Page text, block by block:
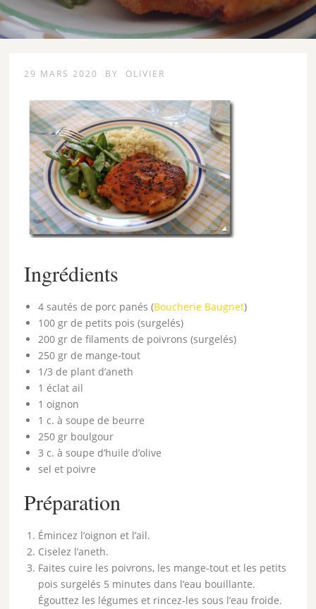
29 MARS 2020 BY OLIVIER
Ingrédients
4 sautés de porc panés (Boucherie Baugnet)
100 gr de petits pois (surgelés)
200 gr de filaments de poivrons (surgelés)
250 gr de mange-tout
1/3 de plant d’aneth
1 éclat ail
1 oignon
1 c. à soupe de beurre
250 gr boulgour
3 c. à soupe d’huile d’olive
sel et poivre
Préparation
Émincez l’oignon et l’ail.
Ciselez l’aneth.
Faites cuire les poivrons, les mange-tout et les petits
pois surgelés 5 minutes dans l’eau bouillante.
Égouttez les légumes et rincez-les sous l’eau froide.